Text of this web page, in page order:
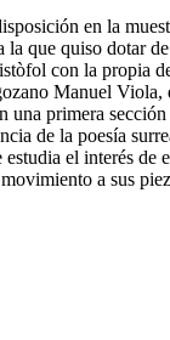
en la
que quiso
con la propia
Manuel
una primera
de la poesía
el interés de
a sus